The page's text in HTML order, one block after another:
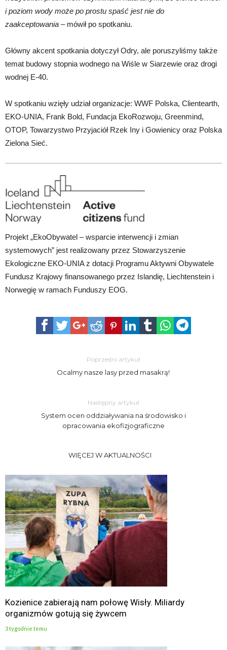
i poziom wody może po prostu spaść jest nie do
zaakceptowania – mówił po spotkaniu.
Główny akcent spotkania dotyczył Odry, ale poruszyliśmy także
temat budowy stopnia wodnego na Wiśle w Siarzewie oraz drogi
wodnej E-40.
W spotkaniu wzięły udział organizacje: WWF Polska, Clientearth,
EKO-UNIA, Frank Bold, Fundacja EkoRozwoju, Greenmind,
OTOP, Towarzystwo Przyjaciół Rzek Iny i Gowienicy oraz Polska
Zielona Sieć.
Projekt „EkoObywatel – wsparcie interwencji i zmian
systemowych” jest realizowany przez Stowarzyszenie
Ekologiczne EKO-UNIA z dotacji Programu Aktywni Obywatele
Fundusz Krajowy finansowanego przez Islandię, Liechtenstein i
Norwegię w ramach Funduszy EOG.
Poprzedni artykuł
Ocalmy nasze lasy przed masakrą!
Następny artykuł
System ocen oddziaływania na środowisko i
opracowania ekofizjograficzne
WIĘCEJ W AKTUALNOŚCI
Kozienice zabierają nam połowę Wisły. Miliardy
organizmów gotują się żywcem
3 tygodnie temu